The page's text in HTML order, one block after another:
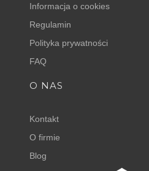
Informacja o cookies
Regulamin
Polityka prywatności
FAQ
O NAS
Kontakt
O firmie
Blog